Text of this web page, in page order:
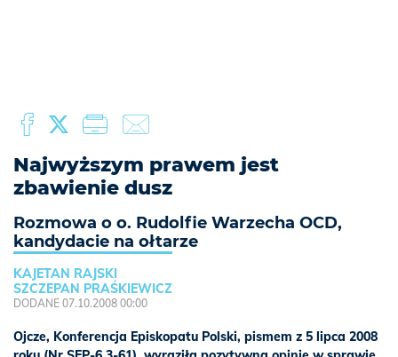
Najwyższym prawem jest
zbawienie dusz
Rozmowa o o. Rudolfie Warzecha OCD,
kandydacie na ołtarze
KAJETAN RAJSKI
SZCZEPAN PRAŚKIEWICZ
DODANE 07.10.2008 00:00
Ojcze, Konferencja Episkopatu Polski, pismem z 5 lipca 2008